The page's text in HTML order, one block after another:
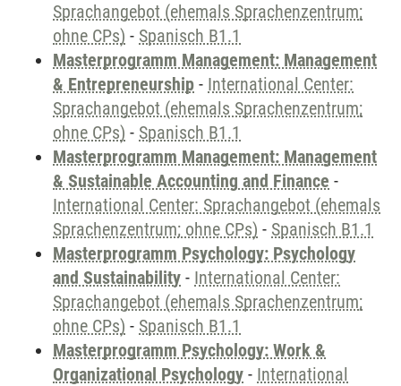
Sprachangebot (ehemals Sprachenzentrum;
ohne CPs) - Spanisch B1.1
Masterprogramm Management: Management
& Entrepreneurship - International Center:
Sprachangebot (ehemals Sprachenzentrum;
ohne CPs) - Spanisch B1.1
Masterprogramm Management: Management
& Sustainable Accounting and Finance -
International Center: Sprachangebot (ehemals
Sprachenzentrum; ohne CPs) - Spanisch B1.1
Masterprogramm Psychology: Psychology
and Sustainability - International Center:
Sprachangebot (ehemals Sprachenzentrum;
ohne CPs) - Spanisch B1.1
Masterprogramm Psychology: Work &
Organizational Psychology - International